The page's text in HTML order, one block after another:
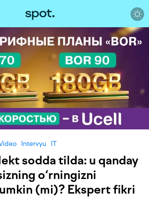
Intervyu IT
sodda tilda: u qanday
o‘rningizni
(mi)? Ekspert fikri